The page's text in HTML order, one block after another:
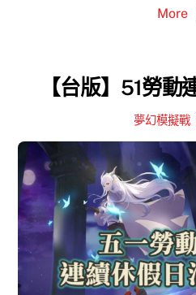
More
【台版】51勞動
夢幻模擬戰,